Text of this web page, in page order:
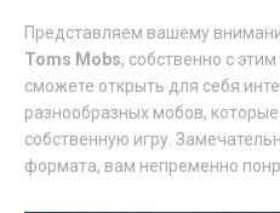
Представляем вашему
Toms Mobs, собственно с
сможете открыть для себя
разнообразных мобов,
собственную игру.
формата, вам непременно